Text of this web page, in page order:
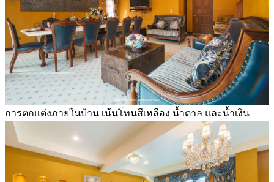
การตกแต่งภายในบ้าน เน้นโทนสีเหลือง น้ำตาล และน้ำเงิน